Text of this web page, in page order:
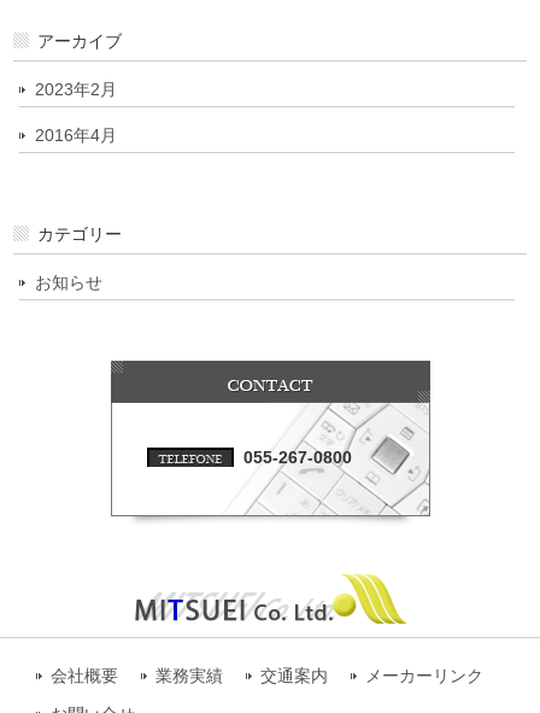
アーカイブ
2023年2月
2016年4月
カテゴリー
お知らせ
055-267-0800
会社概要 業務実績 交通案内 メーカーリンク